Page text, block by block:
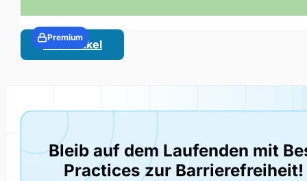
Premium
Alle Artikel
Bleib auf dem Laufenden mit
Practices zur Barrierefreiheit!